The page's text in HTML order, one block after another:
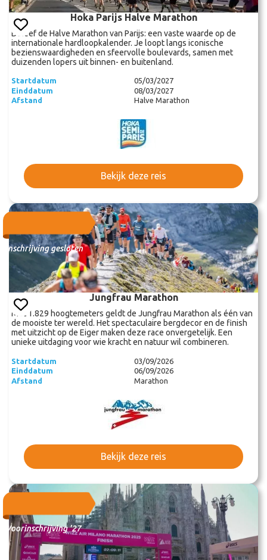
Hoka Parijs Halve Marathon
Beleef de Halve Marathon van Parijs: een vaste waarde op de
internationale hardloopkalender. Je loopt langs iconische
bezienswaardigheden en sfeervolle boulevards, samen met
duizenden lopers uit binnen- en buitenland.
Startdatum
05/03/2027
Einddatum
08/03/2027
Afstand
Halve Marathon
Bekijk deze reis
Inschrijving gesloten
Jungfrau Marathon
Met 1.829 hoogtemeters geldt de Jungfrau Marathon als één van
de mooiste ter wereld. Het spectaculaire bergdecor en de finish
met uitzicht op de Eiger maken deze race onvergetelijk. Een
unieke uitdaging voor wie kracht en natuur wil combineren.
Startdatum
03/09/2026
Einddatum
06/09/2026
Afstand
Marathon
Bekijk deze reis
Voorinschrijving '27